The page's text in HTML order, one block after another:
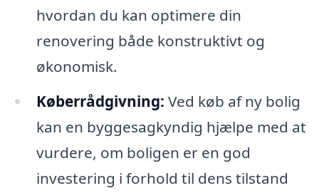
hvordan du kan optimere din
renovering både konstruktivt og
økonomisk.
Køberrådgivning: Ved køb af ny bolig
kan en byggesagkyndig hjælpe med at
vurdere, om boligen er en god
investering i forhold til dens tilstand